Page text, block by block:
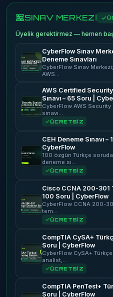
SINAV MERKEZİ
Üyelik gerektirmez — hemen
CyberFlow Sınav
Deneme Sınavları
CyberFlow Sınav
AWS…
AWS Certified
Sınavı – 65 Soru |
CyberFlow AWS
sınavı…
ÜCRETSİZ
CEH Deneme Sınavı –
CyberFlow
100 özgün Türkçe
deneme sı…
ÜCRETSİZ
Cisco CCNA 200-301
100 Soru | CyberFlow
CyberFlow CCNA 200-
tem…
ÜCRETSİZ
CompTIA CySA+
Soru | CyberFlow
CyberFlow CySA+
analist,…
ÜCRETSİZ
CompTIA PenTest+
Soru | CyberFlow